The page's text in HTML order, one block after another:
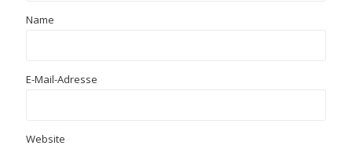
Name
E-Mail-Adresse
Website